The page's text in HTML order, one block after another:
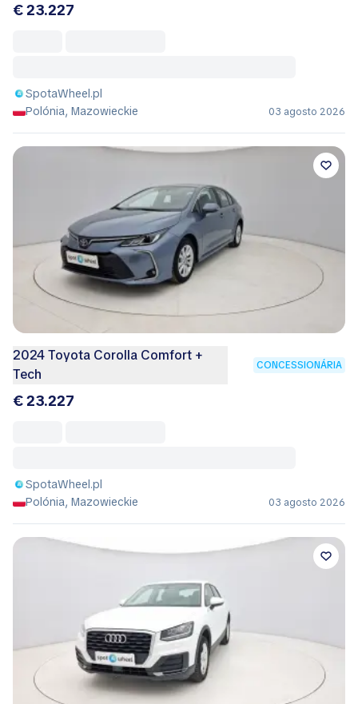
€ 23.227
SpotaWheel.pl
Polónia, Mazowieckie
03 agosto 2026
2024 Toyota Corolla Comfort +
Tech
CONCESSIONÁRIA
€ 23.227
SpotaWheel.pl
Polónia, Mazowieckie
03 agosto 2026